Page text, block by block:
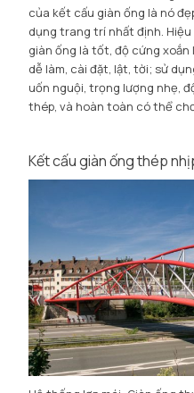
của kết cấu giàn ống là nó
dụng trang trí nhất định.
giàn ống là tốt, độ cứng xoắn
dễ làm, cài đặt, lật, tời; sử
uốn nguội, trọng lượng nhẹ,
thép, và hoàn toàn có thể
Kết cấu giàn ống thép